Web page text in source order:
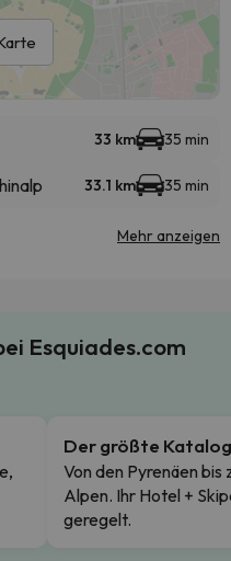
33 km 35 min
33.1 km 35 min
Mehr anzeigen
Esquiades.com
Der größte Katalog
Von den Pyrenäen bis
Alpen. Ihr Hotel +
geregelt.